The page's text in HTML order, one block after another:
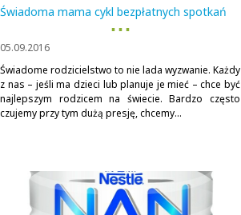
Świadoma mama cykl bezpłatnych spotkań
▪ ▪ ▪
05.09.2016
Świadome rodzicielstwo to nie lada wyzwanie. Każdy
z nas – jeśli ma dzieci lub planuje je mieć – chce być
najlepszym rodzicem na świecie. Bardzo często
czujemy przy tym dużą presję, chcemy...